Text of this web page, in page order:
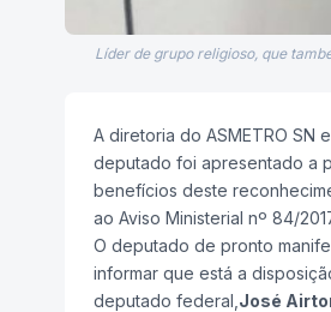
Líder de grupo religioso, que
A diretoria do ASMETRO SN
deputado foi apresentado a
benefícios deste
ao Aviso Ministerial nº 84/
O deputado de pronto
informar que está a
deputado federal, José